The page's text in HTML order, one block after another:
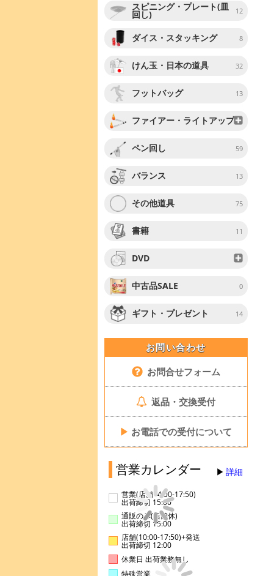
スピニング・プレート(皿
回し) 12
ダイス・スタッキング 8
けん玉・日本の道具 32
フットバッグ 13
ファイアー・ライトアップ
ペン回し 59
バランス 13
その他道具 75
書籍 11
DVD
中古品SALE 0
ギフト・プレゼント 14
お問い合わせ
お問合せフォーム
返品・交換受付
▶ お電話での受付について
営業カレンダー 詳細
営業(店舗14:00-17:50)
出荷締切 15:00
通販のみ(店舗休)
出荷締切 15:00
店舗(10:00-17:50)+発送
出荷締切 12:00
休業日 出荷業務無し
特殊営業